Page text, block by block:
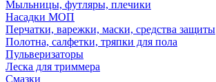
Мыльницы, футляры, плечики
Насадки МОП
Перчатки, варежки, маски, средства защиты
Полотна, салфетки, тряпки для пола
Пульверизаторы
Леска для триммера
Смазки